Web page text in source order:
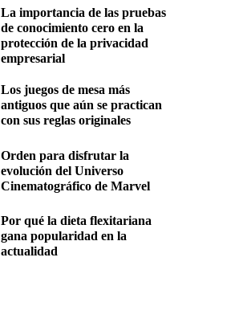
La importancia de las pruebas
de conocimiento cero en la
protección de la privacidad
empresarial
Los juegos de mesa más
antiguos que aún se practican
con sus reglas originales
Orden para disfrutar la
evolución del Universo
Cinematográfico de Marvel
Por qué la dieta flexitariana
gana popularidad en la
actualidad